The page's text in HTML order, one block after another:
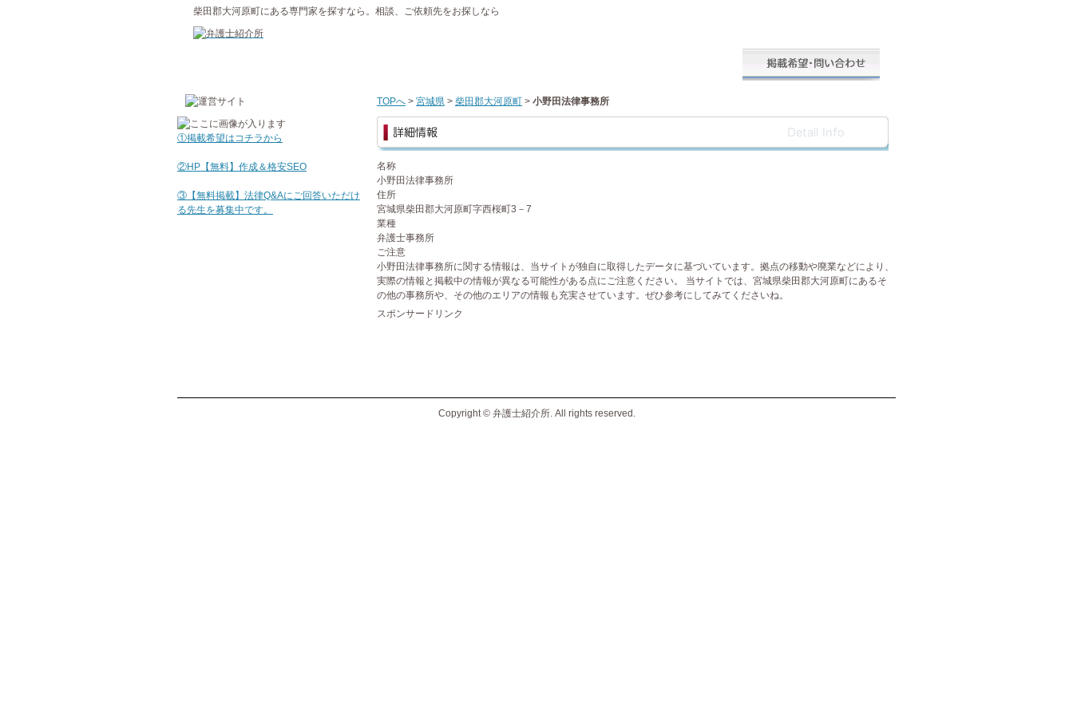
柴田郡大河原町にある専門家を探すなら。相談、ご依頼先をお探しなら
TOPへ > 宮城県 > 柴田郡大河原町 > 小野田法律事務所
名称
小野田法律事務所
住所
宮城県柴田郡大河原町字西桜町3－7
業種
弁護士事務所
ご注意
小野田法律事務所に関する情報は、当サイトが独自に取得したデータに基づいています。拠点の移動や廃業などにより、
実際の情報と掲載中の情報が異なる可能性がある点にご注意ください。 当サイトでは、宮城県柴田郡大河原町にあるそ
の他の事務所や、その他のエリアの情報も充実させています。ぜひ参考にしてみてくださいね。
スポンサードリンク
①掲載希望はコチラから
②HP【無料】作成＆格安SEO
③【無料掲載】法律Q&Aにご回答いただけ
る先生を募集中です。
Copyright © 弁護士紹介所. All rights reserved.